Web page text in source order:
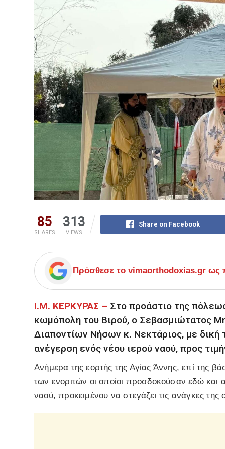
85
SHARES
313
VIEWS
Share on Facebook
Πρόσθεσε το vimaorthodoxias.gr ως
Ι.Μ. ΚΕΡΚΥΡΑΣ – Στο προάστιο της
κωμόπολη του Βιρού, ο Σεβασμιώτατος
Διαποντίων Νήσων κ. Νεκτάριος, με δική
ανέγερση ενός νέου ιερού ναού, προς
Ανήμερα της εορτής της Αγίας Άννης, επί της
των ενοριτών οι οποίοι προσδοκούσαν εδώ και
ναού, προκειμένου να στεγάζει τις ανάγκες